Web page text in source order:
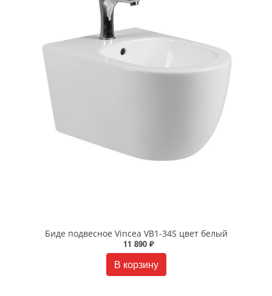
Биде подвесное Vincea VB1-34S цвет белый
11 890 ₽
В корзину